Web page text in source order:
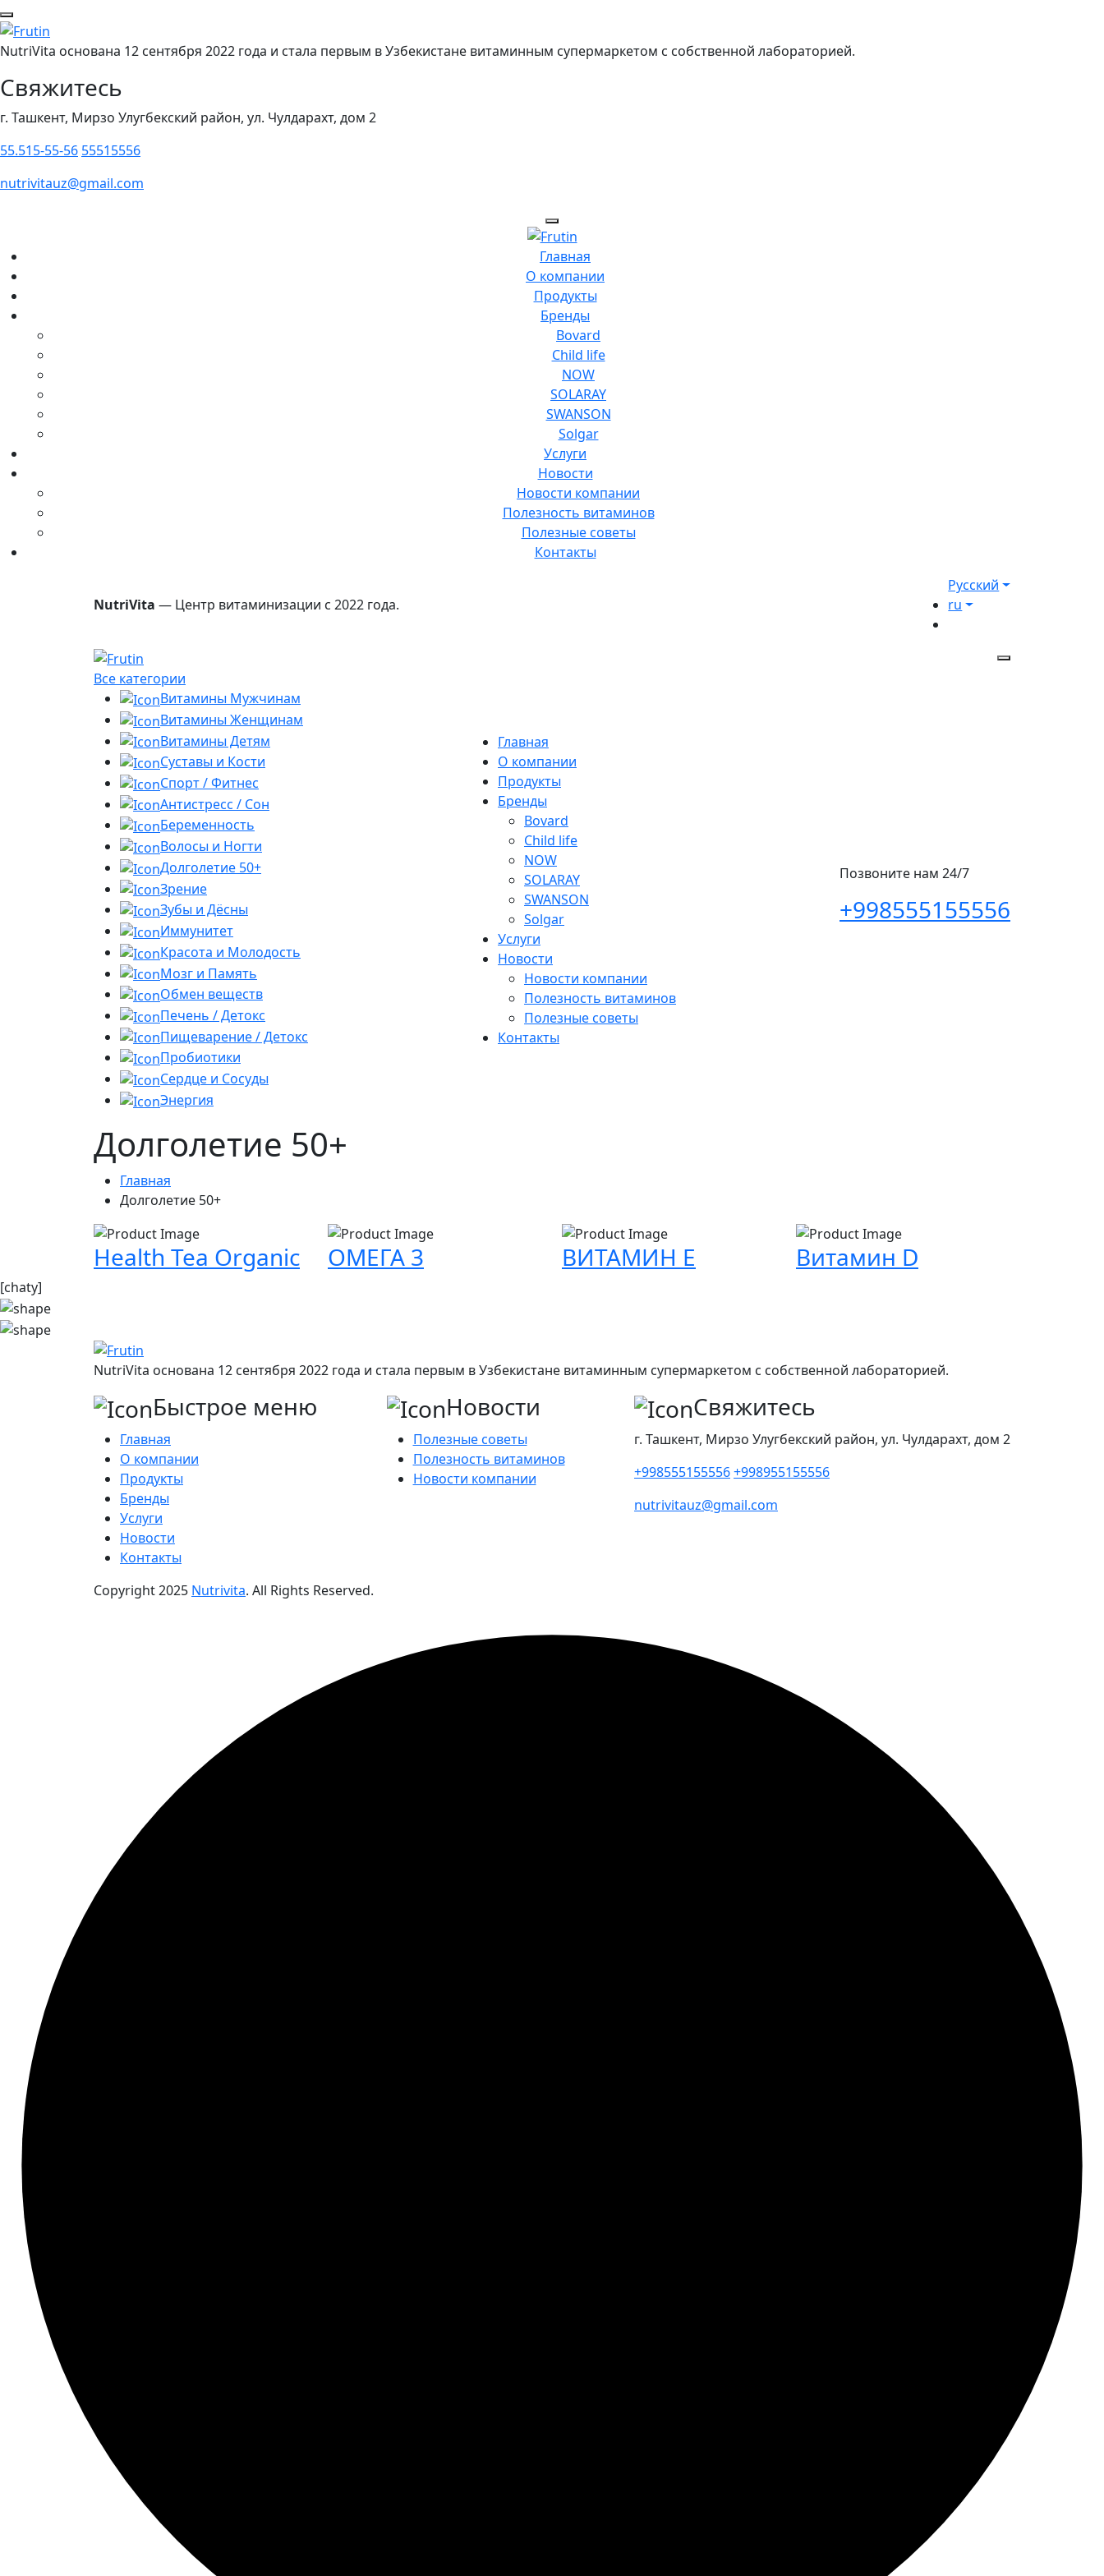
NutriVita основана 12 сентября 2022 года и стала первым в Узбекистане витаминным супермаркетом с собственной лабораторией.
Свяжитесь
г. Ташкент, Мирзо Улугбекский район, ул. Чулдарахт, дом 2
55.515-55-56 55515556
nutrivitauz@gmail.com
Главная
О компании
Продукты
Бренды
Bovard
Child life
NOW
SOLARAY
SWANSON
Solgar
Услуги
Новости
Новости компании
Полезность витаминов
Полезные советы
Контакты
NutriVita — Центр витаминизации с 2022 года.
Русский
ru
Все категории
Витамины Мужчинам
Витамины Женщинам
Витамины Детям
Суставы и Кости
Спорт / Фитнес
Антистресс / Сон
Беременность
Волосы и Ногти
Долголетие 50+
Зрение
Зубы и Дёсны
Иммунитет
Красота и Молодость
Мозг и Память
Обмен веществ
Печень / Детокс
Пищеварение / Детокс
Пробиотики
Сердце и Сосуды
Энергия
Главная
О компании
Продукты
Бренды
Bovard
Child life
NOW
SOLARAY
SWANSON
Solgar
Услуги
Новости
Новости компании
Полезность витаминов
Полезные советы
Контакты
Позвоните нам 24/7
+998555155556
Долголетие 50+
Главная
Долголетие 50+
Health Tea Organic ОМЕГА 3 ВИТАМИН E Витамин D
[chaty]
NutriVita основана 12 сентября 2022 года и стала первым в Узбекистане витаминным супермаркетом с собственной лабораторией.
Быстрое меню
Главная
О компании
Продукты
Бренды
Услуги
Новости
Контакты
Новости
Полезные советы
Полезность витаминов
Новости компании
Свяжитесь
г. Ташкент, Мирзо Улугбекский район, ул. Чулдарахт, дом 2
+998555155556+998955155556
nutrivitauz@gmail.com
Copyright2025 Nutrivita. All Rights Reserved.